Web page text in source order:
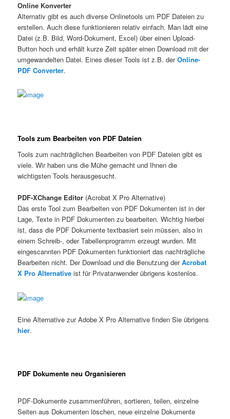
Online Konverter
Alternativ gibt es auch diverse Onlinetools um PDF Dateien zu
erstellen. Auch diese funktionieren relativ einfach. Man lädt eine
Datei (z.B. Bild, Word-Dokument, Excel) über einen Upload-
Button hoch und erhält kurze Zeit später einen Download mit der
umgewandelten Datei. Eines dieser Tools ist z.B. derOnline-
PDF Converter.
Tools zum Bearbeiten von PDF Dateien
Tools zum nachträglichen Bearbeiten von PDF Dateien gibt es
viele. Wir haben uns die Mühe gemacht und Ihnen die
wichtigsten Tools herausgesucht.
PDF-XChange Editor (Acrobat X Pro Alternative)
Das erste Tool zum Bearbeiten von PDF Dokumenten ist in der
Lage, Texte in PDF Dokumenten zu bearbeiten. Wichtig hierbei
ist, dass die PDF Dokumente textbasiert sein müssen, also in
einem Schreib-, oder Tabellenprogramm erzeugt wurden. Mit
eingescannten PDF Dokumenten funktioniert das nachträgliche
Bearbeiten nicht. Der Download und die Benutzung derAcrobat
X Pro Alternative ist für Privatanwender übrigens kostenlos.
Eine Alternative zur Adobe X Pro Alternative finden Sie übrigens
hier.
PDF Dokumente neu Organisieren
PDF-Dokumente zusammenführen, sortieren, teilen, einzelne
Seiten aus Dokumenten löschen, neue einzelne Dokumente